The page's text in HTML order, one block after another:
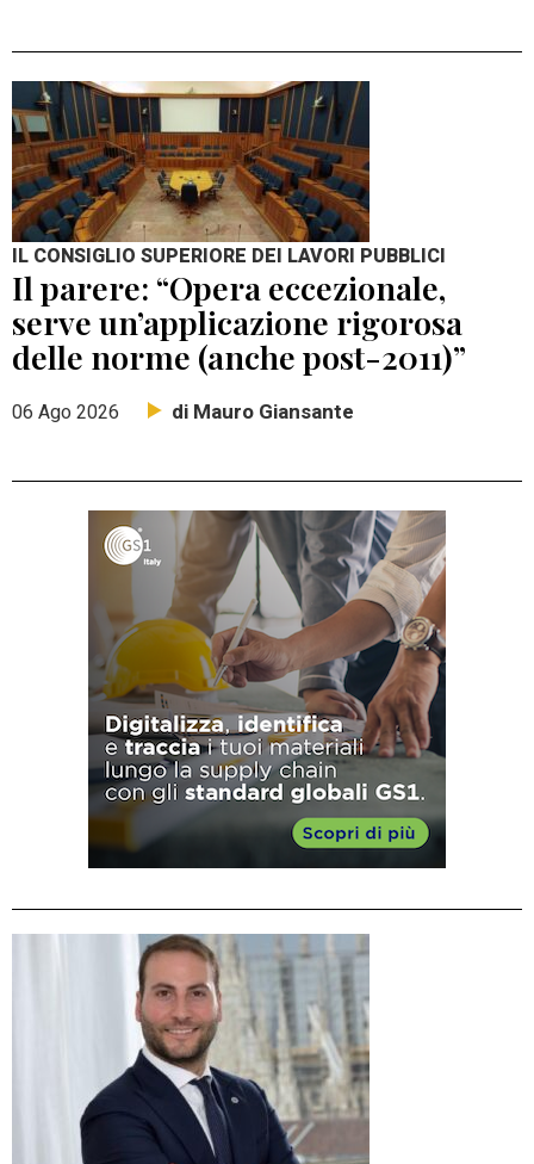
IL CONSIGLIO SUPERIORE DEI LAVORI PUBBLICI
Il parere: “Opera eccezionale,
serve un’applicazione rigorosa
delle norme (anche post-2011)”
06 Ago 2026 di Mauro Giansante